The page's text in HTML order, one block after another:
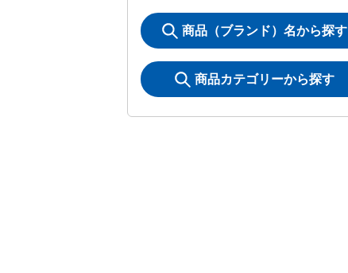
商品（ブランド）名から探す
商品カテゴリーから探す